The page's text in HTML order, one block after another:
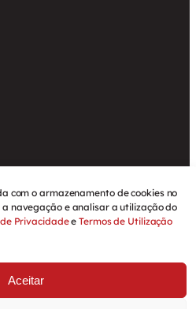
com o armazenamento de cookies no
navegação e analisar a utilização do
PrivacidadeeTermos de Utilização
Aceitar